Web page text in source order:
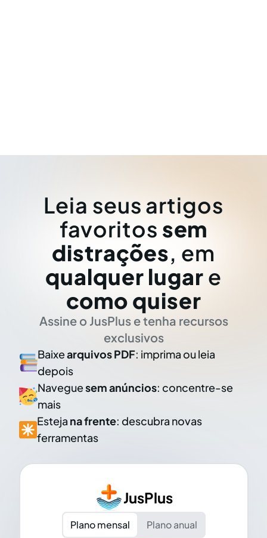
Leia seus artigos
favoritos sem
distrações, em
qualquer lugar e
como quiser
Assine o JusPlus e tenha recursos
exclusivos
Baixearquivos PDF: imprima ou leia
depois
Naveguesem anúncios: concentre-se
mais
Esteja na frente: descubra novas
ferramentas
JusPlus
Plano mensal
Plano anual